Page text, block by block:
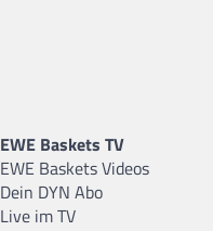
EWE Baskets TV
EWE Baskets Videos
Dein DYN Abo
Live im TV